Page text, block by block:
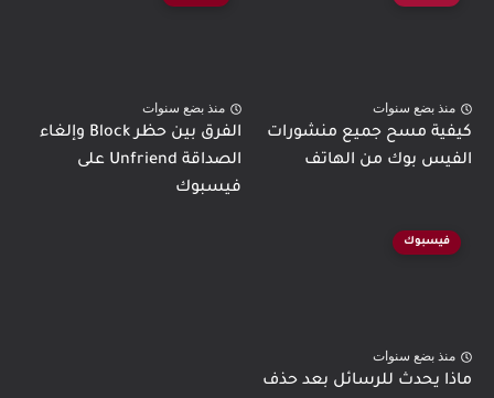
منذ بضع سنوات
كيفية مسح جميع منشورات
الفيس بوك من الهاتف
منذ بضع سنوات
الفرق بين حظر Block وإلغاء
الصداقة Unfriend على
فيسبوك
فيسبوك
منذ بضع سنوات
ماذا يحدث للرسائل بعد حذف